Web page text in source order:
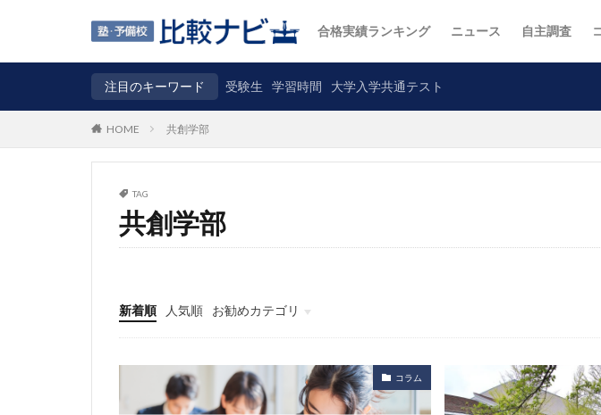
合格実績ランキング ニュース 自主調査
注目のキーワード 受験生 学習時間 大学入学共通テスト
HOME 共創学部
TAG
共創学部
新着順 人気順
お勧めカテゴリ
ニュース
自主調査
コラム
カテゴリ
コラム